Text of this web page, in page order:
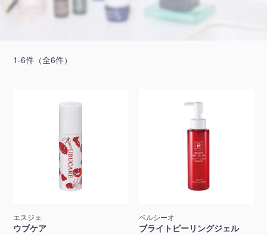
1-6件（全6件）
エスジェ
ウブケア
ベルシーオ
ブライトピーリングジェル